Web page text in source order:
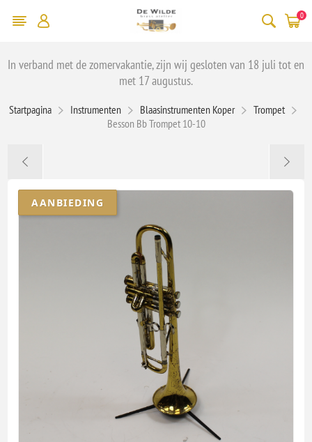
0
In verband met de zomervakantie, zijn wij gesloten van 18 juli tot en
met 17 augustus.
Startpagina Instrumenten Blaasinstrumenten Koper
Trompet
Besson Bb Trompet 10-10
AANBIEDING